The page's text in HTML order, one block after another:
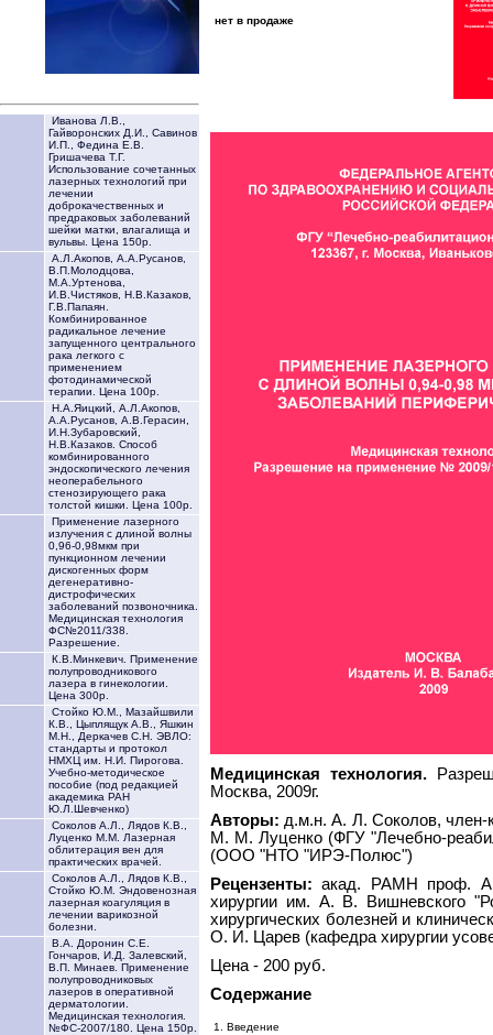
Иванова Л.В.,
Гайворонских Д.И., Савинов
И.П., Федина Е.В.
Гришачева Т.Г.
Использование сочетанных
лазерных технологий при
лечении
доброкачественных и
предраковых заболеваний
шейки матки, влагалища и
вульвы. Цена 150р.
А.Л.Акопов, А.А.Русанов,
В.П.Молодцова,
М.А.Уртенова,
И.В.Чистяков, Н.В.Казаков,
Г.В.Папаян.
Комбинированное
радикальное лечение
запущенного центрального
рака легкого с
применением
фотодинамической
терапии. Цена 100р.
Н.А.Яицкий, А.Л.Акопов,
А.А.Русанов, А.В.Герасин,
И.Н.Зубаровский,
Н.В.Казаков. Способ
комбинированного
эндоскопического лечения
неоперабельного
стенозирующего рака
толстой кишки. Цена 100р.
Применение лазерного
излучения с длиной волны
0,96-0,98мкм при
пункционном лечении
дискогенных форм
дегенеративно-
дистрофических
заболеваний позвоночника.
Медицинская технология
ФС№2011/338.
Разрешение.
К.В.Минкевич. Применение
полупроводникового
лазера в гинекологии.
Цена 300р.
Стойко Ю.М., Мазайшвили
К.В., Цыплящук А.В., Яшкин
М.Н., Деркачев С.Н. ЭВЛО:
стандарты и протокол
НМХЦ им. Н.И. Пирогова.
Учебно-методическое
пособие (под редакцией
академика РАН
Ю.Л.Шевченко)
Соколов А.Л., Лядов К.В.,
Луценко М.М. Лазерная
облитерация вен для
практических врачей.
Соколов А.Л., Лядов К.В.,
Стойко Ю.М. Эндовенозная
лазерная коагуляция в
лечении варикозной
болезни.
В.А. Доронин С.Е.
Гончаров, И.Д. Залевский,
В.П. Минаев. Применение
полупроводниковых
лазеров в оперативной
дерматологии.
Медицинская технология.
№ФС-2007/180. Цена 150р.
нет в продаже
Медицинская технология.
Москва, 2009г.
Авторы: д.м.н. А. Л. Соколов,
М. М. Луценко (ФГУ "Лечебно-
(ООО "НТО "ИРЭ-Полюс")
Рецензенты:акад. РАМН проф. А.
хирургии им. А. В. Вишневского
хирургических болезней и
О. И. Царев (кафедра хирургии
Цена - 200 руб.
Содержание
1. Введение